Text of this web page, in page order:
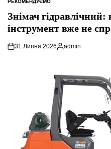
ОПУБЛІКУВАТИ
У
РЕКОМЕНДУЄМО
Знімач
інструмент вже не
31 Липня 2026
Опубліковано
admin